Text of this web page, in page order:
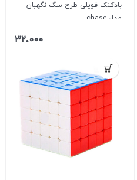
بادکنک فویلی طرح سگ نگهبان
مدل chase
32،000